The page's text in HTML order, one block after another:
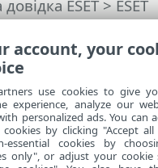
ESET>ESET
>Додаткові
Інтерфейс
користувача
account, your
use cookies to give
experience, analyze our
personalized ads. You can
by clicking "Accept all
essential cookies by
only", or adjust your cookie